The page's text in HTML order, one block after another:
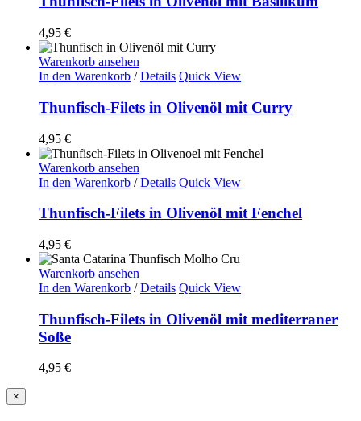
4,95 €
Warenkorb ansehen
In den Warenkorb / Details Quick View
Thunfisch-Filets in Olivenöl mit Curry
4,95 €
Warenkorb ansehen
In den Warenkorb / Details Quick View
Thunfisch-Filets in Olivenöl mit Fenchel
4,95 €
Warenkorb ansehen
In den Warenkorb / Details Quick View
Thunfisch-Filets in Olivenöl mit mediterraner
Soße
4,95 €
Close
product
×